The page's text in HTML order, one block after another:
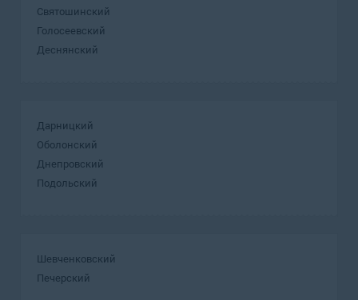
Святошинский
Голосеевский
Деснянский
Дарницкий
Оболонский
Днепровский
Подольский
Шевченковский
Печерский